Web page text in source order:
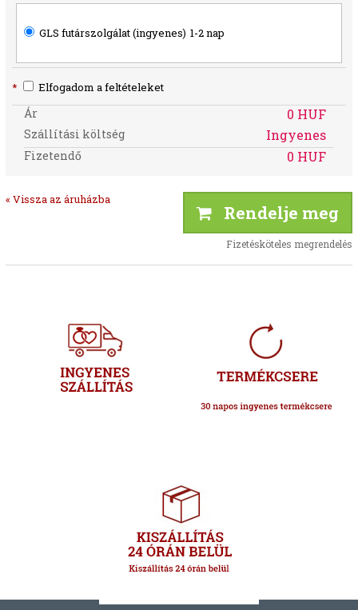
GLS futárszolgálat (ingyenes) 1-2 nap
* Elfogadom a feltételeket
Ár 0 HUF
Szállítási költség Ingyenes
Fizetendő 0 HUF
« Vissza az áruházba
Rendelje meg
Fizetésköteles megrendelés